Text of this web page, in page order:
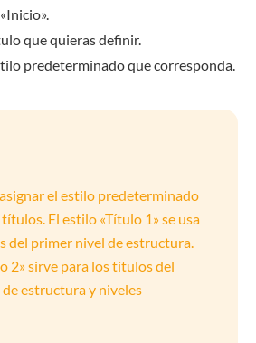
que quieras definir.
predeterminado que corresponda.
el estilo predeterminado
El estilo «Título 1» se usa
del primer nivel de estructura.
2» sirve para los títulos del
estructura y niveles